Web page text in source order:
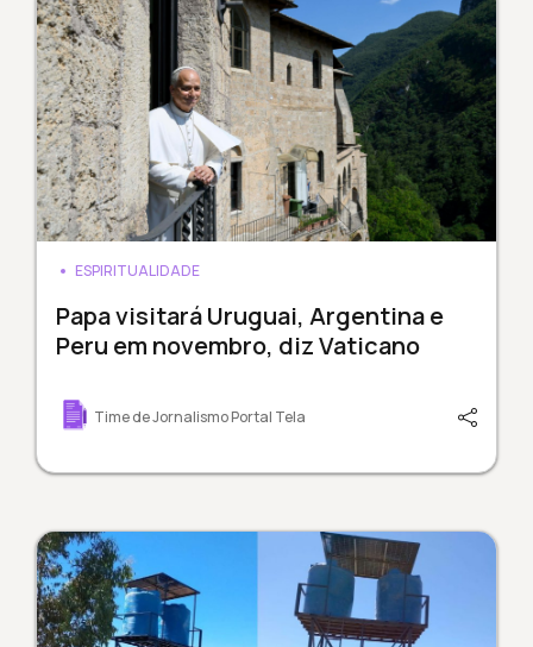
ESPIRITUALIDADE
Papa visitará Uruguai, Argentina e
Peru em novembro, diz Vaticano
Time de Jornalismo Portal Tela